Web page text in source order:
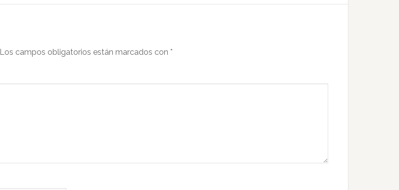
Los campos obligatorios están marcados con *